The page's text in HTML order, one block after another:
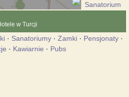
Sanatorium
w Turcji
· Sanatoriumy · Zamki · Pensjonaty ·
· Kawiarnie · Pubs